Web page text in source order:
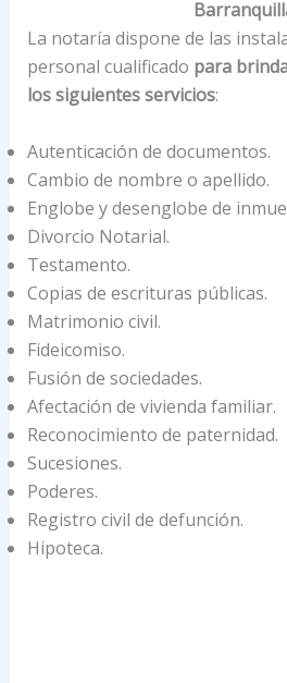
La notaría dispone de las
personal cualificado para
los siguientes servicios:
Autenticación de documentos.
Cambio de nombre o apellido.
Englobe y desenglobe de
Divorcio Notarial.
Testamento.
Copias de escrituras públicas.
Matrimonio civil.
Fideicomiso.
Fusión de sociedades.
Afectación de vivienda familiar.
Reconocimiento de paternidad.
Sucesiones.
Poderes.
Registro civil de defunción.
Hipoteca.